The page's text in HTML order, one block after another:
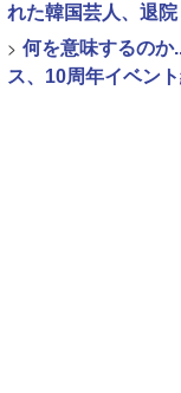
れた韓国芸人、退
> 何を意味するの
ス、10周年イベン